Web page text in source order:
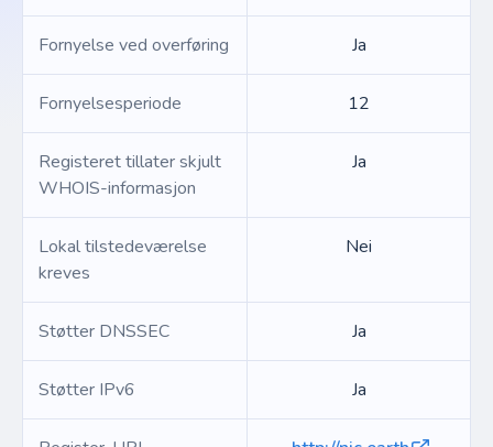
Fornyelse ved overføring Ja
Fornyelsesperiode 12
Registeret tillater skjult
WHOIS-informasjon
Ja
Lokal tilstedeværelse
kreves
Nei
Støtter DNSSEC Ja
Støtter IPv6 Ja